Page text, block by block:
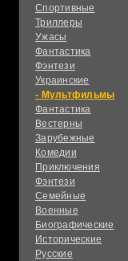
Спортивные
Триллеры
Ужасы
Фантастика
Фэнтези
Украинcкие
Мультфильмы
Фантастика
Вестерны
Зарубежные
Комедии
Приключения
Фэнтези
Семейные
Военные
Биографические
Исторические
Русские